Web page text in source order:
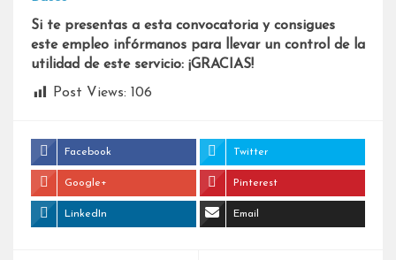
Si te presentas a esta convocatoria y consigues
este empleo infórmanos para llevar un control de la
utilidad de este servicio: ¡GRACIAS!
Post Views: 106
Facebook Twitter
Google+ Pinterest
LinkedIn Email